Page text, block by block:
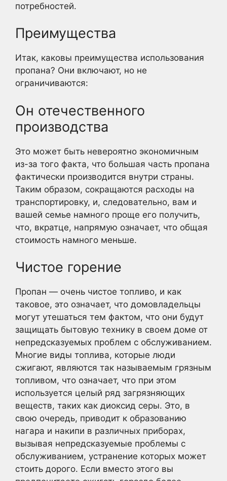
потребностей.
Преимущества
Итак, каковы преимущества использования
пропана? Они включают, но не
ограничиваются:
Он отечественного
производства
Это может быть невероятно экономичным
из-за того факта, что большая часть пропана
фактически производится внутри страны.
Таким образом, сокращаются расходы на
транспортировку, и, следовательно, вам и
вашей семье намного проще его получить,
что, вкратце, напрямую означает, что общая
стоимость намного меньше.
Чистое горение
Пропан — очень чистое топливо, и как
таковое, это означает, что домовладельцы
могут утешаться тем фактом, что они будут
защищать бытовую технику в своем доме от
непредсказуемых проблем с обслуживанием.
Многие виды топлива, которые люди
сжигают, являются так называемым грязным
топливом, что означает, что при этом
используется целый ряд загрязняющих
веществ, таких как диоксид серы. Это, в
свою очередь, приводит к образованию
нагара и накипи в различных приборах,
вызывая непредсказуемые проблемы с
обслуживанием, устранение которых может
стоить дорого. Если вместо этого вы